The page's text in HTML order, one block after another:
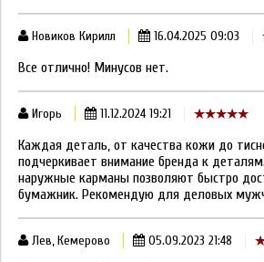
Новиков Кирилл 16.04.2025 09:03
Все отлично! Минусов нет.
Игорь 11.12.2024 19:21
Каждая деталь, от качества кожи до
подчеркивает внимание бренда к
наружные карманы позволяют быстро
бумажник. Рекомендую для деловых
Лев, Кемерово 05.09.2023 21:48